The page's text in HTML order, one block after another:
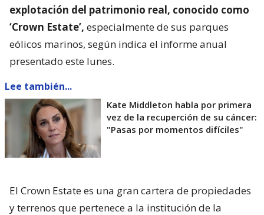
explotación del patrimonio real, conocido como
‘Crown Estate’, especialmente de sus parques
eólicos marinos, según indica el informe anual
presentado este lunes.
Lee también...
Kate Middleton habla por primera
vez de la recuperción de su cáncer:
"Pasas por momentos difíciles"
El Crown Estate es una gran cartera de propiedades
y terrenos que pertenece a la institución de la